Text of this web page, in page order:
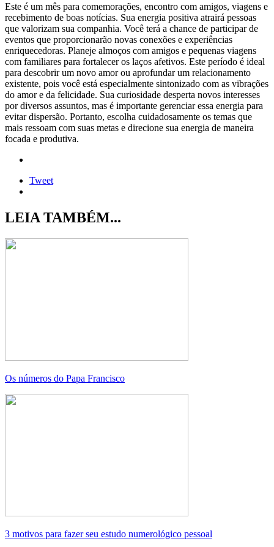
Este é um mês para comemorações, encontro com amigos, viagens e
recebimento de boas notícias. Sua energia positiva atrairá pessoas
que valorizam sua companhia. Você terá a chance de participar de
eventos que proporcionarão novas conexões e experiências
enriquecedoras. Planeje almoços com amigos e pequenas viagens
com familiares para fortalecer os laços afetivos. Este período é ideal
para descobrir um novo amor ou aprofundar um relacionamento
existente, pois você está especialmente sintonizado com as vibrações
do amor e da felicidade. Sua curiosidade desperta novos interesses
por diversos assuntos, mas é importante gerenciar essa energia para
evitar dispersão. Portanto, escolha cuidadosamente os temas que
mais ressoam com suas metas e direcione sua energia de maneira
focada e produtiva.
Tweet
LEIA TAMBÉM...
Os números do Papa Francisco
3 motivos para fazer seu estudo numerológico pessoal